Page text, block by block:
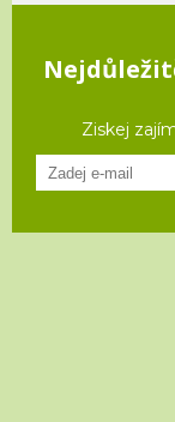
Ziskej